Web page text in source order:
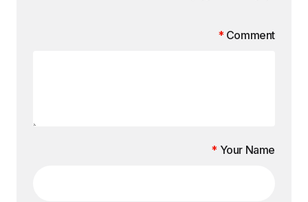
Comment
*
Your Name
*